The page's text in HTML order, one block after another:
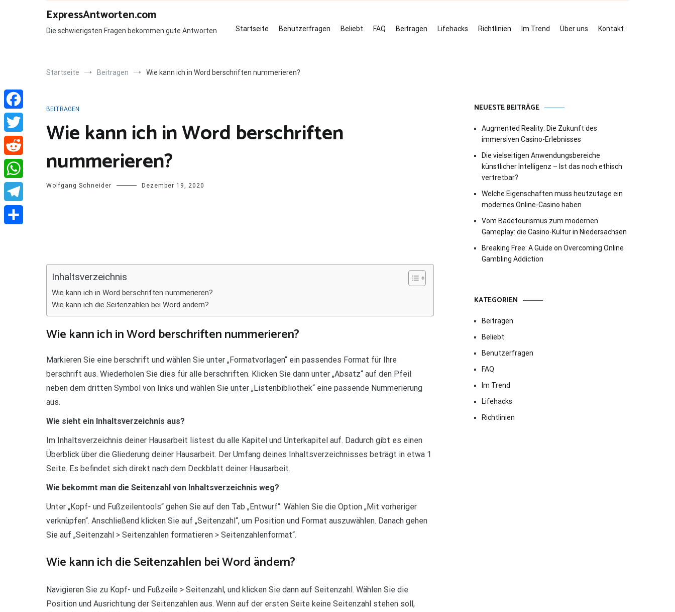
ExpressAntworten.com
Die schwierigsten Fragen bekommen gute Antworten Startseite Benutzerfragen Beliebt FAQ Beitragen Lifehacks Richtlinien Im Trend Über uns Kontakt
Startseite Beitragen Wie kann ich in Word berschriften nummerieren?
BEITRAGEN
Wie kann ich in Word berschriften
nummerieren?
Wolfgang Schneider Dezember 19, 2020
Inhaltsverzeichnis
Wie kann ich in Word berschriften nummerieren?
Wie kann ich die Seitenzahlen bei Word ändern?
Wie kann ich in Word berschriften nummerieren?
Markieren Sie eine berschrift und wählen Sie unter „Formatvorlagen“ ein passendes Format für Ihre
berschrift aus. Wiederholen Sie dies für alle berschriften. Klicken Sie dann unter „Absatz“ auf den Pfeil
neben dem dritten Symbol von links und wählen Sie unter „Listenbibliothek“ eine passende Nummerierung
aus.
Wie sieht ein Inhaltsverzeichnis aus?
Im Inhaltsverzeichnis deiner Hausarbeit listest du alle Kapitel und Unterkapitel auf. Dadurch gibt es einen
Überblick über die Gliederung deiner Hausarbeit. Der Umfang deines Inhaltsverzeichnisses beträgt in etwa 1
Seite. Es befindet sich direkt nach dem Deckblatt deiner Hausarbeit.
Wie bekommt man die Seitenzahl von Inhaltsverzeichnis weg?
Unter „Kopf- und Fußzeilentools“ gehen Sie auf den Tab „Entwurf“. Wählen Sie die Option „Mit vorheriger
verknüpfen“. Anschließend klicken Sie auf „Seitenzahl“, um Position und Format auszuwählen. Danach gehen
Sie auf „Seitenzahl > Seitenzahlen formatieren > Seitenzahlenformat“.
Wie kann ich die Seitenzahlen bei Word ändern?
Navigieren Sie zu Kopf- und Fußzeile > Seitenzahl, und klicken Sie dann auf Seitenzahl. Wählen Sie die
Position und Ausrichtung der Seitenzahlen aus. Wenn auf der ersten Seite keine Seitenzahl stehen soll,
NEUESTE BEITRÄGE
Augmented Reality: Die Zukunft des
immersiven Casino-Erlebnisses
Die vielseitigen Anwendungsbereiche
künstlicher Intelligenz – Ist das noch ethisch
vertretbar?
Welche Eigenschaften muss heutzutage ein
modernes Online-Casino haben
Vom Badetourismus zum modernen
Gameplay: die Casino-Kultur in Niedersachsen
Breaking Free: A Guide on Overcoming Online
Gambling Addiction
KATEGORIEN
Beitragen
Beliebt
Benutzerfragen
FAQ
Im Trend
Lifehacks
Richtlinien
Facebook
Twitter
Reddit
WhatsApp
Telegram